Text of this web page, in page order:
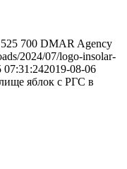
525 700 DMAR Agency
2024/07/logo-insolar-
07:31:242019-08-06
яблок с РГС в